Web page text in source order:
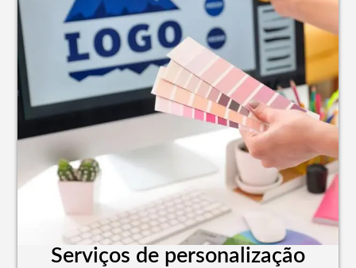
Serviços de personalização